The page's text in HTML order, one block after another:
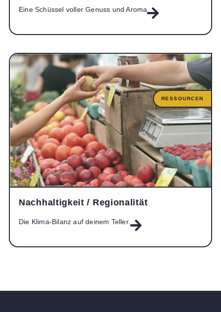
Eine Schüssel voller Genuss und Aroma
RESSOURCEN
Nachhaltigkeit / Regionalität
Die Klima-Bilanz auf deinem Teller.